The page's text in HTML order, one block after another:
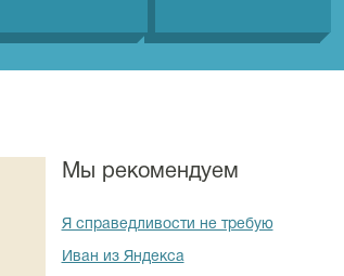
Мы рекомендуем
Я справедливости не требую
Иван из Яндекса